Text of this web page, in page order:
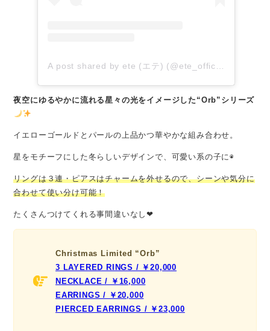
夜空にゆるやかに流れる星々の光をイメージした“Orb”シリーズ
イエローゴールドとパールの上品かつ華やかな組み合わせ。
星をモチーフにした冬らしいデザインで、可愛い系の子に◉
リングは３連・ピアスはチャームを外せるので、シーンや気分に
合わせて使い分け可能！
たくさんつけてくれる事間違いなし❤︎
Christmas Limited “Orb”
3 LAYERED RINGS / ￥20,000
NECKLACE / ￥16,000
EARRINGS / ￥20,000
PIERCED EARRINGS / ￥23,000